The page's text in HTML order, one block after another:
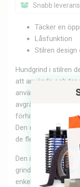
Snabb
Täcker en
Låsfunktion
Stilren
Hundgrind i stilren
att använda och tar
används. Grindens
avgränsa rum,
förhindra att ditt
Den eleganta och
de flesta hem och
Den inbyggda
grinden till önskad
enkelt ihop och tar